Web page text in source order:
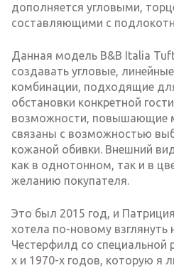
дополняется угловыми,
составляющими с
Данная модель B&B Italia
создавать угловые,
комбинации, подходящие
обстановки конкретной
возможности, повышающие
связаны с возможностью
кожаной обивки. Внешний
как в однотонном, так и в
желанию покупателя.
Это был 2015 год, и
хотела по-новому взглянуть
Честерфилд со специальной
х и 1970-х годов, которую я